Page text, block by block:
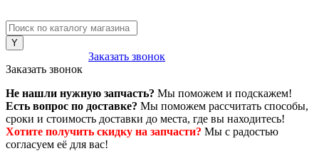
Заказать звонок
Заказать звонок
Не нашли нужную запчасть? Мы поможем и подскажем!
Есть вопрос по доставке? Мы поможем рассчитать способы,
сроки и стоимость доставки до места, где вы находитесь!
Хотите получить скидку на запчасти? Мы с радостью
согласуем её для вас!